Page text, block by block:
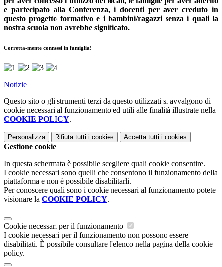
e partecipato alla Conferenza, i docenti per aver creduto in
questo progetto formativo e i bambini/ragazzi senza i quali la
nostra scuola non avrebbe significato.
Corretta-mente connessi in famiglia!
Notizie
Questo sito o gli strumenti terzi da questo utilizzati si avvalgono di
cookie necessari al funzionamento ed utili alle finalità illustrate nella
COOKIE POLICY.
Personalizza Rifiuta tutti i cookies Accetta tutti i cookies
Gestione cookie
In questa schermata è possibile scegliere quali cookie consentire.
I cookie necessari sono quelli che consentono il funzionamento della
piattaforma e non è possibile disabilitarli.
Per conoscere quali sono i cookie necessari al funzionamento potete
visionare la COOKIE POLICY.
Cookie necessari per il funzionamento
I cookie necessari per il funzionamento non possono essere
disabilitati. È possibile consultare l'elenco nella pagina della cookie
policy.